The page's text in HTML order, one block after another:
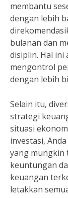
membantu
dengan lebih
bulanan dan
disiplin. Hal ini
mengontrol
dengan lebih
Selain itu,
strategi
situasi
investasi,
yang mungkin
keuntungan
keuangan
letakkan